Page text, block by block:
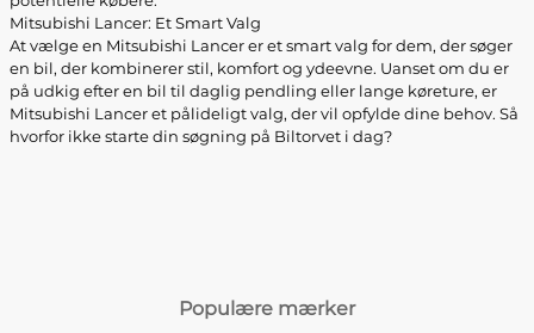
Mitsubishi Lancer: Et Smart Valg
At vælge en Mitsubishi Lancer er et smart valg for dem, der søger
en bil, der kombinerer stil, komfort og ydeevne. Uanset om du er
på udkig efter en bil til daglig pendling eller lange køreture, er
Mitsubishi Lancer et pålideligt valg, der vil opfylde dine behov. Så
hvorfor ikke starte din søgning på Biltorvet i dag?
Populære mærker